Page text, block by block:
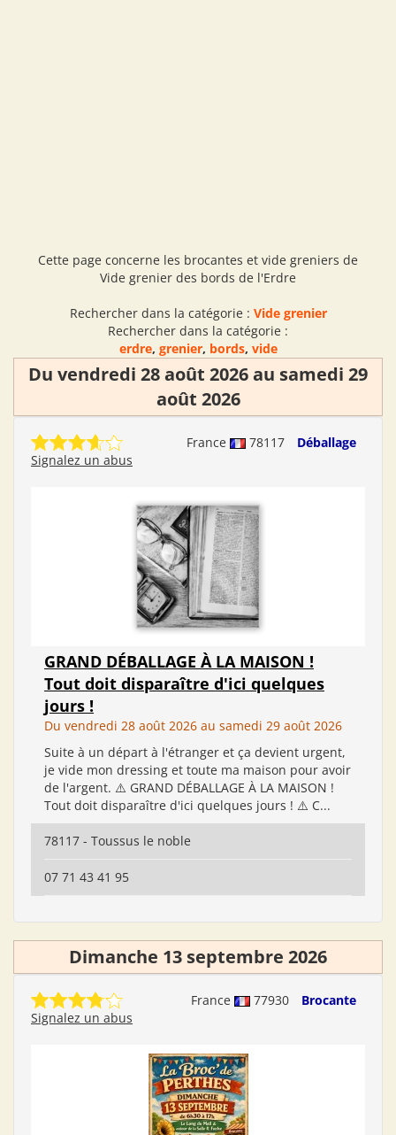
Cette page concerne les brocantes et vide greniers de
Vide grenier des bords de l'Erdre
Rechercher dans la catégorie : Vide grenier
Rechercher dans la catégorie :
erdre, grenier, bords, vide
Du vendredi 28 août 2026 au samedi 29
août 2026
France 78117
Déballage
Signalez un abus
GRAND DÉBALLAGE À LA MAISON !
Tout doit disparaître d'ici quelques
jours !
Du vendredi 28 août 2026 au samedi 29 août 2026
Suite à un départ à l'étranger et ça devient urgent,
je vide mon dressing et toute ma maison pour avoir
de l'argent. ⚠️ GRAND DÉBALLAGE À LA MAISON !
Tout doit disparaître d'ici quelques jours ! ⚠️ C...
78117 - Toussus le noble
07 71 43 41 95
Dimanche 13 septembre 2026
France 77930
Brocante
Signalez un abus